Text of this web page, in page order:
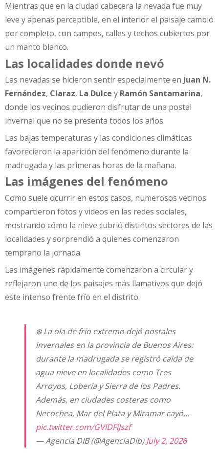
Mientras que en la ciudad cabecera la nevada fue muy
leve y apenas perceptible, en el interior el paisaje cambió
por completo, con campos, calles y techos cubiertos por
un manto blanco.
Las localidades donde nevó
Las nevadas se hicieron sentir especialmente en Juan N.
Fernández, Claraz, La Dulce y Ramón Santamarina,
donde los vecinos pudieron disfrutar de una postal
invernal que no se presenta todos los años.
Las bajas temperaturas y las condiciones climáticas
favorecieron la aparición del fenómeno durante la
madrugada y las primeras horas de la mañana.
Las imágenes del fenómeno
Como suele ocurrir en estos casos, numerosos vecinos
compartieron fotos y videos en las redes sociales,
mostrando cómo la nieve cubrió distintos sectores de las
localidades y sorprendió a quienes comenzaron
temprano la jornada.
Las imágenes rápidamente comenzaron a circular y
reflejaron uno de los paisajes más llamativos que dejó
este intenso frente frío en el distrito.
❄️ La ola de frío extremo dejó postales
invernales en la provincia de Buenos Aires:
durante la madrugada se registró caída de
agua nieve en localidades como Tres
Arroyos, Lobería y Sierra de los Padres.
Además, en ciudades costeras como
Necochea, Mar del Plata y Miramar cayó…
pic.twitter.com/GVlDFiJszf
— Agencia DIB (@AgenciaDib)July 2, 2026